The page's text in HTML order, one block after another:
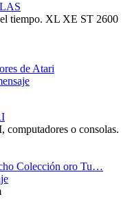
tiempo. XL XE ST 2600
de Atari
computadores o consolas.
Colección oro Tu…